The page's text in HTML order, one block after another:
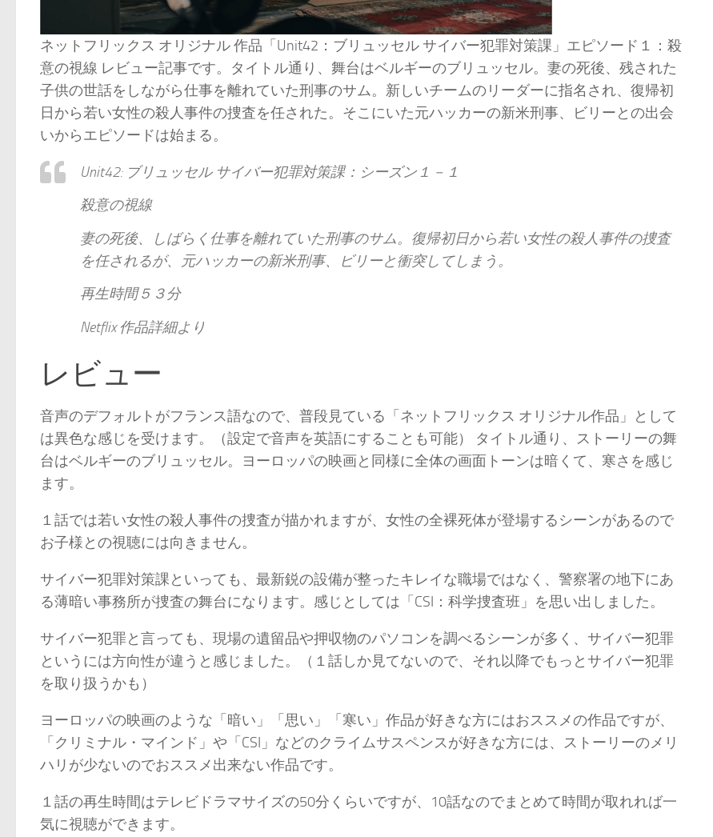
ネットフリックス オリジナル 作品「Unit42：ブリュッセル サイバー犯罪対策課」エピソード１：殺
意の視線 レビュー記事です。タイトル通り、舞台はベルギーのブリュッセル。妻の死後、残された
子供の世話をしながら仕事を離れていた刑事のサム。新しいチームのリーダーに指名され、復帰初
日から若い女性の殺人事件の捜査を任された。そこにいた元ハッカーの新米刑事、ビリーとの出会
いからエピソードは始まる。
Unit42: ブリュッセル サイバー犯罪対策課：シーズン１－１
殺意の視線
妻の死後、しばらく仕事を離れていた刑事のサム。復帰初日から若い女性の殺人事件の捜査
を任されるが、元ハッカーの新米刑事、ビリーと衝突してしまう。
再生時間５３分
Netflix 作品詳細より
レビュー
音声のデフォルトがフランス語なので、普段見ている「ネットフリックス オリジナル作品」として
は異色な感じを受けます。（設定で音声を英語にすることも可能） タイトル通り、ストーリーの舞
台はベルギーのブリュッセル。ヨーロッパの映画と同様に全体の画面トーンは暗くて、寒さを感じ
ます。
１話では若い女性の殺人事件の捜査が描かれますが、女性の全裸死体が登場するシーンがあるので
お子様との視聴には向きません。
サイバー犯罪対策課といっても、最新鋭の設備が整ったキレイな職場ではなく、警察署の地下にあ
る薄暗い事務所が捜査の舞台になります。感じとしては「CSI：科学捜査班」を思い出しました。
サイバー犯罪と言っても、現場の遺留品や押収物のパソコンを調べるシーンが多く、サイバー犯罪
というには方向性が違うと感じました。（１話しか見てないので、それ以降でもっとサイバー犯罪
を取り扱うかも）
ヨーロッパの映画のような「暗い」「思い」「寒い」作品が好きな方にはおススメの作品ですが、
「クリミナル・マインド」や「CSI」などのクライムサスペンスが好きな方には、ストーリーのメリ
ハリが少ないのでおススメ出来ない作品です。
１話の再生時間はテレビドラマサイズの50分くらいですが、10話なのでまとめて時間が取れれば一
気に視聴ができます。